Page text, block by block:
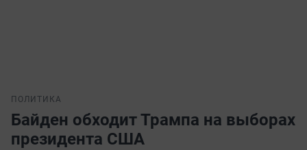
ПОЛИТИКА
Байден обходит Трампа на выборах
президента США